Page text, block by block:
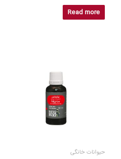
Read more
حیوانات خانگی